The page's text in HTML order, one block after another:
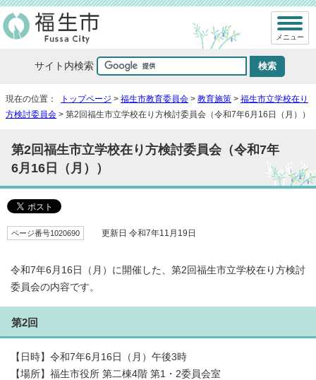
サイト内検索
メニュー
現在の位置： トップページ > 福生市教育委員会 > 教育施策 > 福生市立学校在り
方検討委員会 > 第2回福生市立学校在り方検討委員会（令和7年6月16日（月））
第2回福生市立学校在り方検討委員会（令和7年
6月16日（月））
ページ番号1020690 更新日 令和7年11月19日
令和7年6月16日（月）に開催した、第2回福生市立学校在り方検討
委員会の内容です。
第2回
【日時】令和7年6月16日（月）午後3時
【場所】福生市役所 第二棟4階 第1・2委員会室